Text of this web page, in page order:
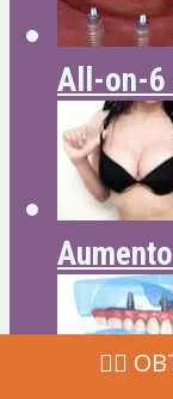
All-on-6
‍👩‍⚕